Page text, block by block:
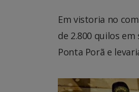
Em vistoria no
de 2.800 quilos
Ponta Porã e